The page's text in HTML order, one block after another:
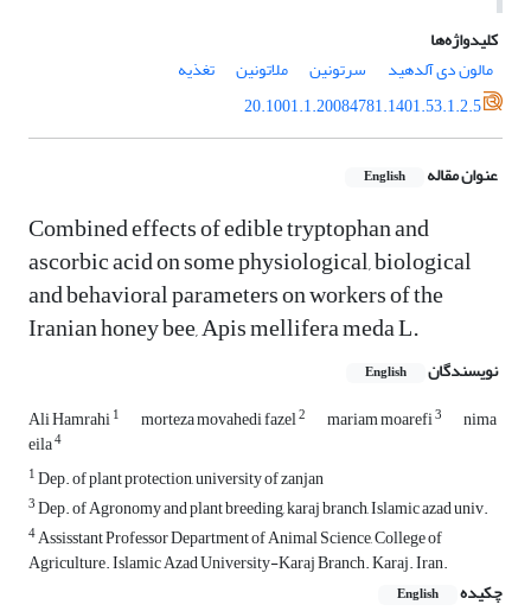
کلیدواژه‌ها
مالون دی آلدهید
سرتونین ملاتونین
تغذیه
20.1001.1.20084781.1401.53.1.2.5
عنوان مقاله English
Combined effects of edible tryptophan and
ascorbic acid on some physiological, biological
and behavioral parameters on workers of the
Iranian honey bee, Apis mellifera meda L.
نویسندگان English
Ali Hamrahi1 morteza movahedi fazel2 mariam moarefi3 nima
eila4
1Dep. of plant protection, university of zanjan
3Dep. of Agronomy and plant breeding, karaj branch, Islamic azad univ.
4Assisstant Professor Department of Animal Science, College of
Agriculture. Islamic Azad University-Karaj Branch. Karaj. Iran.
چکیده
English